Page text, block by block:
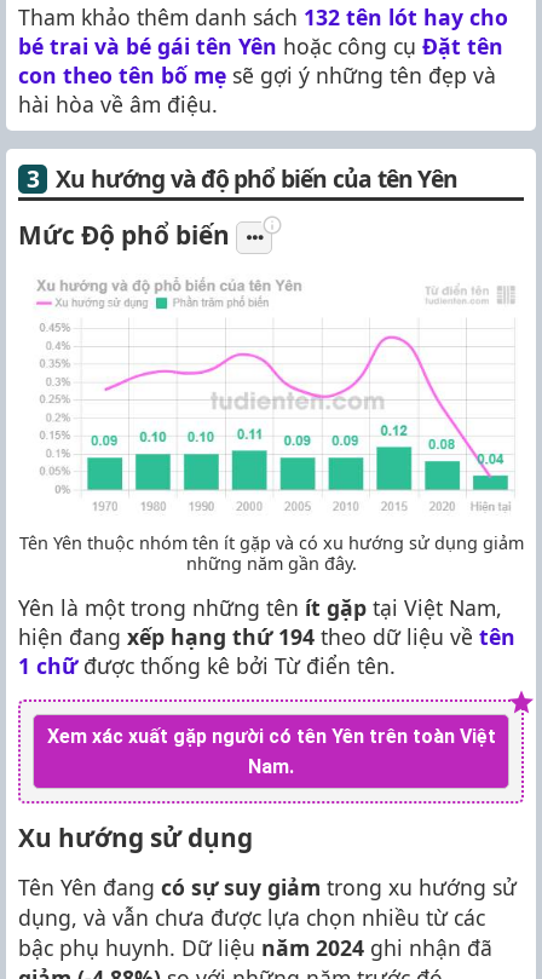
Tham khảo thêm danh sách 132 tên lót hay cho
bé trai và bé gái tên Yên hoặc công cụ Đặt tên
con theo tên bố mẹ sẽ gợi ý những tên đẹp và
hài hòa về âm điệu.
Xu hướng và độ phổ biến của tên Yên
Mức Độ phổ biến
Tên Yên thuộc nhóm tên ít gặp và có xu hướng sử dụng giảm
những năm gần đây.
Yên là một trong những tên ít gặp tại Việt Nam,
hiện đang xếp hạng thứ 194 theo dữ liệu về tên
1 chữđược thống kê bởi Từ điển tên.
Xem xác xuất gặp người có tên Yên trên toàn Việt
Nam.
Xu hướng sử dụng
Tên Yên đang có sự suy giảm trong xu hướng sử
dụng, và vẫn chưa được lựa chọn nhiều từ các
bậc phụ huynh. Dữ liệu năm 2024 ghi nhận đã